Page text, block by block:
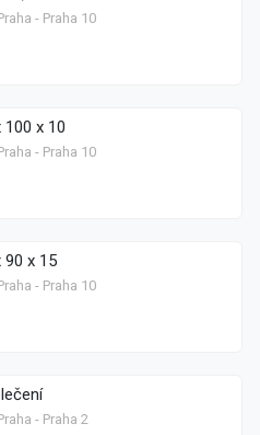
- Praha 10
x 10
- Praha 10
90 x 15
- Praha 10
- Praha 2